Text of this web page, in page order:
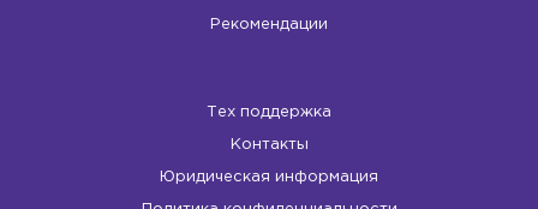
Рекомендации
Тех поддержка
Контакты
Юридическая информация